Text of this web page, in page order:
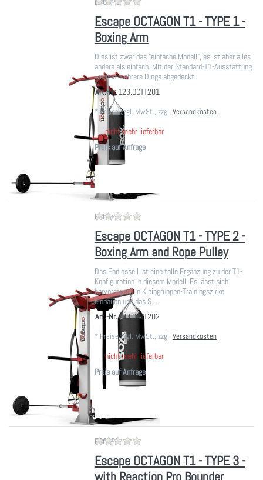
Escape OCTAGON T1 - TYPE 1 -
Boxing Arm
Dies ist zwar das "einfache Modell", es ist aber alles
andere als einfach. Mit der Standard-T1-Ausstattung
werden mehrere Dinge abgedeckt.
Art.-Nr.123.OCTT201
*Preise zzgl. MwSt., zzgl. Versandkosten
nicht mehr lieferbar
Preis auf Anfrage
ESCAPE Zu diesem Produkt liegen noch
Escape OCTAGON T1 - TYPE 2 -
Boxing Arm and Rope Pulley
Das Endlosseil ist eine tolle Ergänzung zu der T1-
Konfiguration in diesem Modell. Es lässt sich
hervorragend in Kleingruppen-Trainingszirkel
einbauen und das S…
Art.-Nr.123.OCTT202
* Preise zzgl. MwSt., zzgl. Versandkosten
nicht mehr lieferbar
Preis auf Anfrage
ESCAPE Zu diesem Produkt liegen noch
Escape OCTAGON T1 - TYPE 3 -
with Reaction Pro Bounder